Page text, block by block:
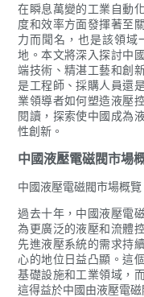
在瞬息萬變的工業自動
度和效率方面發揮著至
力而聞名，也是該領域
地。本文將深入探討中
端技術、精湛工藝和創
是工程師、採購人員還
業領導者如何塑造液壓
閱讀，探索使中國成為
性創新。
中國液壓電磁閥市場
中國液壓電磁閥市場概覽
過去十年，中國液壓電
為更廣泛的液壓和流體
先進液壓系統的需求持
心的地位日益凸顯。這
基礎設施和工業領域，
這得益於中國由液壓電